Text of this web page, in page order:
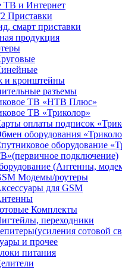
ТВ и Интернет
Приставки
смарт приставки
продукция
и кронштейны
разъемы
ТВ «НТВ Плюс»
ТВ «Триколор»
оплаты подписок
оборудования
оборудование
подключение)
(Антенны,
Модемы/роутеры
для GSM
Комплекты
переходники
сотовой
и прочее
питания